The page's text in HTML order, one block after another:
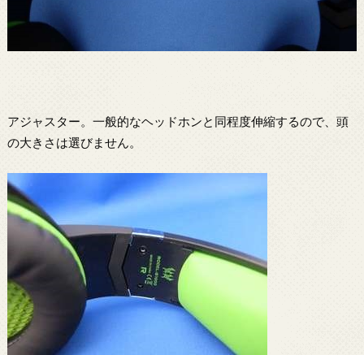
アジャスター。一般的なヘッドホンと同程度伸縮するので、頭
の大きさは選びません。